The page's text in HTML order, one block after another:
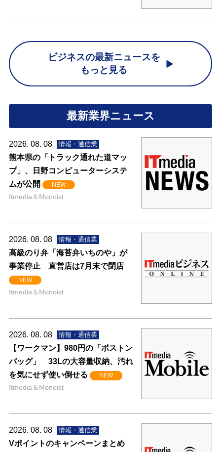
ビジネスの最新ニュースを
もっと見る
最新業界ニュース
2026. 08. 08 情報・通信業
熊本県の「トラック通れた道マッ
プ」、日野コンピューターシステ
ムが公開
NEW
Itmedia＆Monoist
2026. 08. 08 情報・通信業
高級のり弁「海苔弁いちのや」が
事業停止 直営店は7月末で閉店
NEW
Itmedia＆Monoist
2026. 08. 08 情報・通信業
【ワークマン】980円の「ボストン
バッグ」 33Lの大容量収納、汚れ
を気にせず使い倒せる
NEW
Itmedia＆Monoist
2026. 08. 08 情報・通信業
Vポイントのキャンペーンまとめ